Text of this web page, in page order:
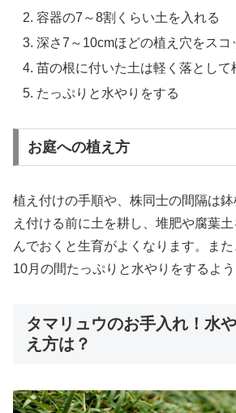
容器の7～8割くらい土を入れる
深さ7～10cmほどの植え穴をスコ
苗の根に付いた土は軽く落として
たっぷりと水やりをする
お庭への植え方
植え付けの手順や、株同士の間隔は
え付ける前に土を耕し、堆肥や腐葉
んでおくと生育がよくなります。ま
10月の間たっぷりと水やりをするよう
タマリュウのお手入れ！水
え方は？